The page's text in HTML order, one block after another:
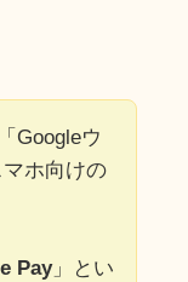
Googleウ
ホ向けの
Pay」とい